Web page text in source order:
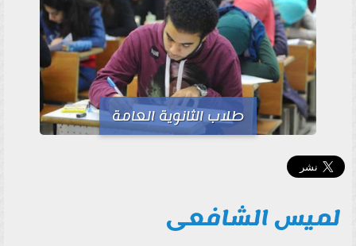
طلاب الثانوية العامة
لميس الشافعى